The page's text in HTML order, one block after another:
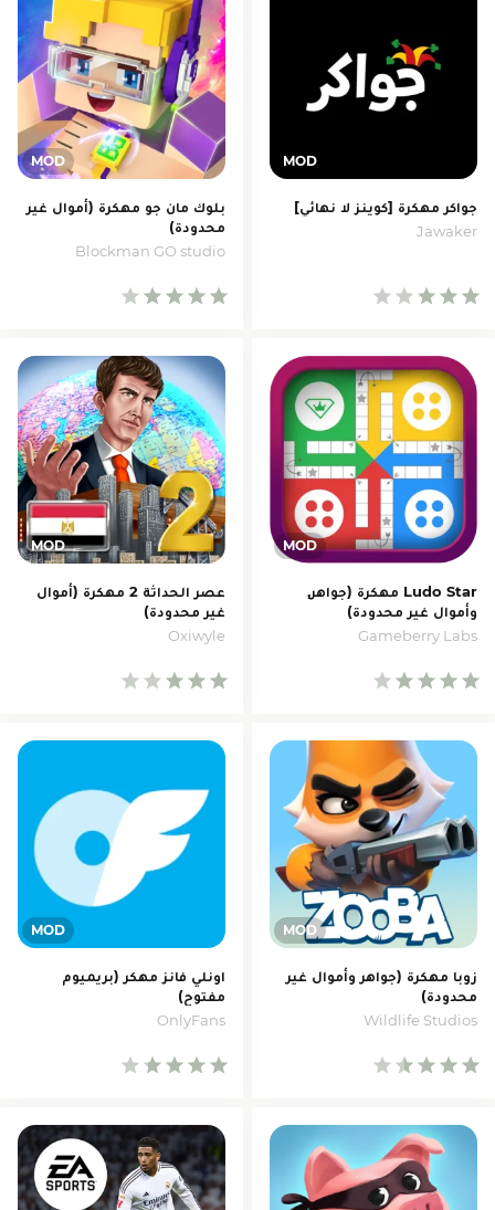
جواكر مهكرة [كوينز لا نهائي]
Jawaker‏
بلوك مان جو مهكرة (أموال غير
محدودة)
Blockman GO studio
Ludo Star مهكرة (جواهر,
وأموال غير محدودة)
Gameberry Labs
عصر الحداثة 2 مهكرة (أموال
غير محدودة)
Oxiwyle
زوبا مهكرة (جواهر وأموال غير
محدودة)
Wildlife Studios
اونلي فانز مهكر (بريميوم
مفتوح)
OnlyFans